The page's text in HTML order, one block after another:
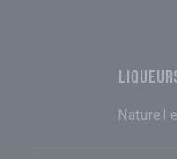
Naturel